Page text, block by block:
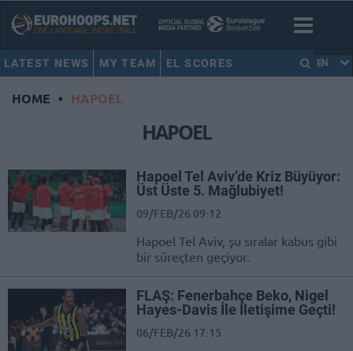
LATEST NEWS MY TEAM EL SCORES EN
HOME • HAPOEL
HAPOEL
Hapoel Tel Aviv’de Kriz Büyüyor:
Üst Üste 5. Mağlubiyet!
09/FEB/26 09:12
Hapoel Tel Aviv, şu sıralar kabus gibi
bir süreçten geçiyor.
FLAŞ: Fenerbahçe Beko, Nigel
Hayes-Davis İle İletişime Geçti!
06/FEB/26 17:15